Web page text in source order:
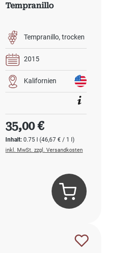
Tempranillo
Tempranillo trocken
2015
Kalifornien
Inhalt:0.75 l(46,67 € / 1 l)
Regulärer Preis:
35,00 €
inkl. MwSt. zzgl. Versandkosten